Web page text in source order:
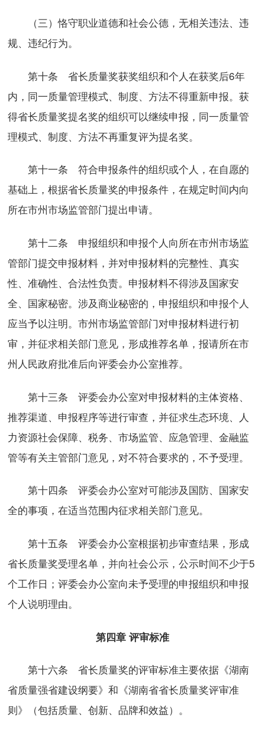
（三）恪守职业道德和社会公德，无相关违法、违
规、违纪行为。
第十条 省长质量奖获奖组织和个人在获奖后6年
内，同一质量管理模式、制度、方法不得重新申报。获
得省长质量奖提名奖的组织可以继续申报，同一质量管
理模式、制度、方法不再重复评为提名奖。
第十一条 符合申报条件的组织或个人，在自愿的
基础上，根据省长质量奖的申报条件，在规定时间内向
所在市州市场监管部门提出申请。
第十二条 申报组织和申报个人向所在市州市场监
管部门提交申报材料，并对申报材料的完整性、真实
性、准确性、合法性负责。申报材料不得涉及国家安
全、国家秘密。涉及商业秘密的，申报组织和申报个人
应当予以注明。市州市场监管部门对申报材料进行初
审，并征求相关部门意见，形成推荐名单，报请所在市
州人民政府批准后向评委会办公室推荐。
第十三条 评委会办公室对申报材料的主体资格、
推荐渠道、申报程序等进行审查，并征求生态环境、人
力资源社会保障、税务、市场监管、应急管理、金融监
管等有关主管部门意见，对不符合要求的，不予受理。
第十四条 评委会办公室对可能涉及国防、国家安
全的事项，在适当范围内征求相关部门意见。
第十五条 评委会办公室根据初步审查结果，形成
省长质量奖受理名单，并向社会公示，公示时间不少于5
个工作日；评委会办公室向未予受理的申报组织和申报
个人说明理由。
第四章 评审标准
第十六条 省长质量奖的评审标准主要依据《湖南
省质量强省建设纲要》和《湖南省省长质量奖评审准
则》（包括质量、创新、品牌和效益）。